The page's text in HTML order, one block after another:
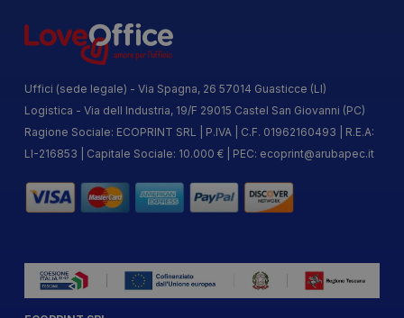
Uffici (sede legale) - Via Spagna, 26 57014 Guasticce (LI)
Logistica - Via dell Industria, 19/F 29015 Castel San Giovanni (PC)
Ragione Sociale: ECOPRINT SRL | P.IVA | C.F. 01962160493 | R.E.A:
LI-216853 | Capitale Sociale: 10.000 € | PEC: ecoprint@arubapec.it